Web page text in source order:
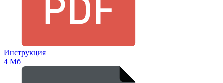
Инструкция
4 Мб